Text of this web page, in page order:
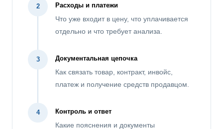
2 Расходы и платежи
Что уже входит в цену, что уплачивается
отдельно и что требует анализа.
3 Документальная цепочка
Как связать товар, контракт, инвойс,
платеж и получение средств продавцом.
4 Контроль и ответ
Какие пояснения и документы